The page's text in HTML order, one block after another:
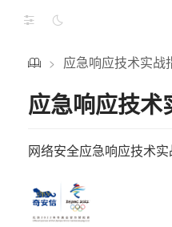
> 应急响应技术实战
应急响应技术
网络安全应急响应技术